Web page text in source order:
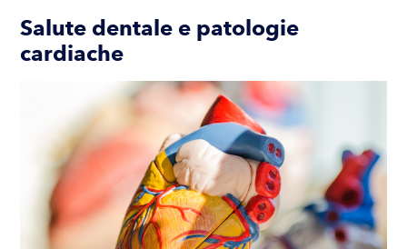
Salute dentale e patologie
cardiache